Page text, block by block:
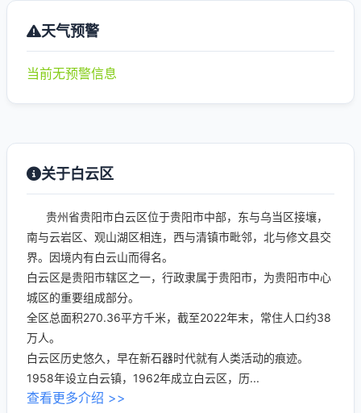
天气预警
当前无预警信息
关于白云区
贵州省贵阳市白云区位于贵阳市中部，东与乌当区接壤，
南与云岩区、观山湖区相连，西与清镇市毗邻，北与修文县交
界。因境内有白云山而得名。
白云区是贵阳市辖区之一，行政隶属于贵阳市，为贵阳市中心
城区的重要组成部分。
全区总面积270.36平方千米，截至2022年末，常住人口约38
万人。
白云区历史悠久，早在新石器时代就有人类活动的痕迹。
1958年设立白云镇，1962年成立白云区，历...
查看更多介绍 >>